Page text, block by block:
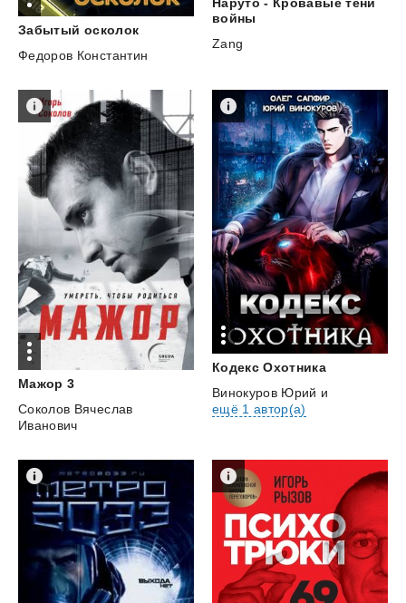
Забытый осколок
Федоров Константин
Наруто - Кровавые тени
войны
Zang
Мажор 3
Соколов Вячеслав
Иванович
Кодекс Охотника
Винокуров Юрий и
ещё 1 автор(а)